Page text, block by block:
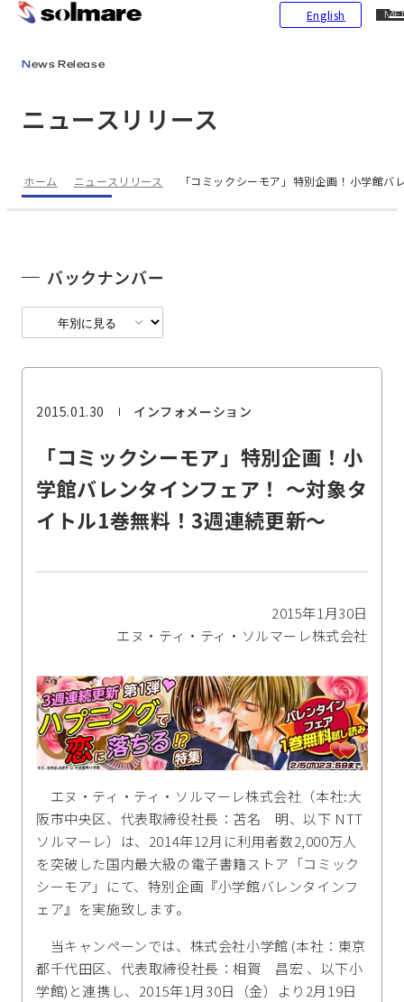
English
ニュースリリース
News Release
ホーム ニュースリリース 「コミックシーモア」特別企画！小学館
2015.01.30 インフォメーション
「コミックシーモア」特別企画！小
学館バレンタインフェア！ ～対象タ
イトル1巻無料！3週連続更新～
2015年1月30日
エヌ・ティ・ティ・ソルマーレ株式会社
エヌ・ティ・ティ・ソルマーレ株式会社（本社:大
阪市中央区、代表取締役社長：苫名 明、以下 NTT
ソルマーレ）は、2014年12月に利用者数2,000万人
を突破した国内最大級の電子書籍ストア「コミック
シーモア」にて、特別企画『小学館バレンタインフ
ェア』を実施致します。
当キャンペーンでは、株式会社小学館 (本社：東京
都千代田区、代表取締役社長：相賀 昌宏 、以下小
学館)と連携し、2015年1月30日（金）より2月19日
バックナンバー